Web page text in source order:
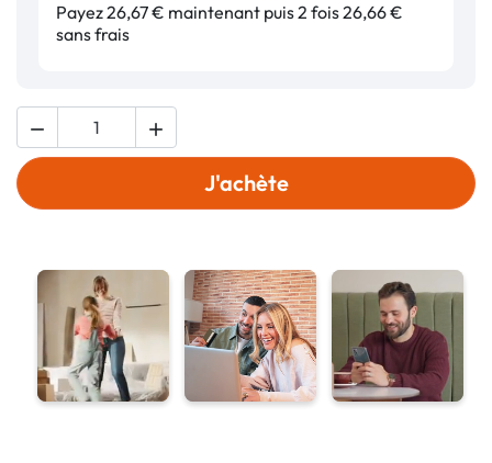
Payez 26,67 € maintenant puis 2 fois 26,66 €
sans frais
 
J'achète